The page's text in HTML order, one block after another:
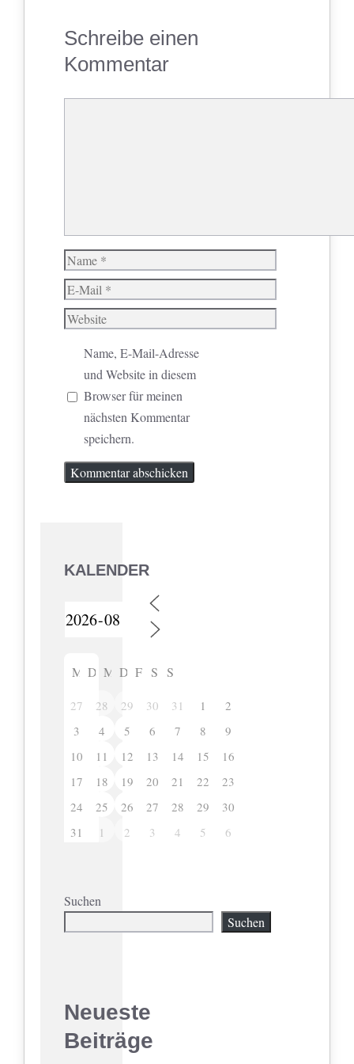
Schreibe einen
Kommentar
Name
E-
Mail
Website
Name, E-Mail-Adresse
und Website in diesem
Browser für meinen
nächsten Kommentar
speichern.
KALENDER
M D M D F S S
27 28 29 30 31 1
2
3
4 5 6 7 8
9
10
11 12 13 14 15
16
17
18 19 20 21 22
23
24
25 26 27 28 29
30
31
1 2 3 4 5 6
Suchen
Suchen
Neueste
Beiträge